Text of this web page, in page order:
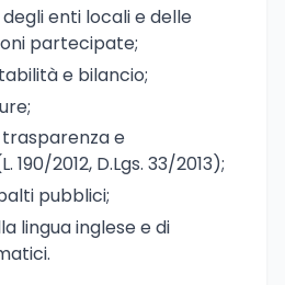
enti locali e delle
partecipate;
e bilancio;
e
190/2012, D.Lgs. 33/2013);
pubblici;
lingua inglese e di